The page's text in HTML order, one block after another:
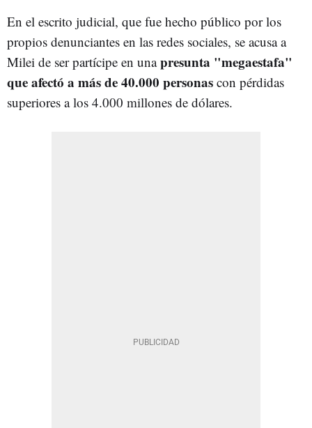
En el escrito judicial, que fue hecho público por los
propios denunciantes en las redes sociales, se acusa a
Milei de ser partícipe en unapresunta "megaestafa"
que afectó a más de 40.000 personas con pérdidas
superiores a los 4.000 millones de dólares.